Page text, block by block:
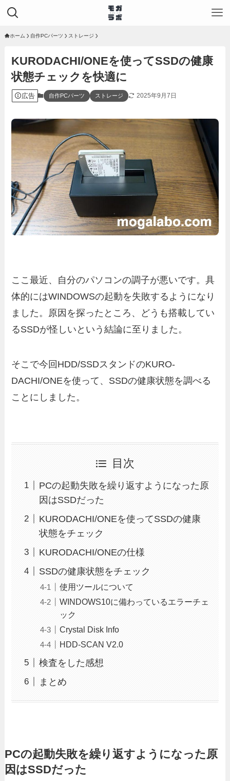
ホーム 自作PCパーツ ストレージ
KURODACHI/ONEを使ってSSDの健康
状態チェックを快適に
広告 自作PCパーツ ストレージ 2025年9月7日
ここ最近、自分のパソコンの調子が悪いです。具
体的にはWINDOWSの起動を失敗するようになり
ました。原因を探ったところ、どうも搭載してい
るSSDが怪しいという結論に至りました。
そこで今回HDD/SSDスタンドのKURO-
DACHI/ONEを使って、SSDの健康状態を調べる
ことにしました。
目次
PCの起動失敗を繰り返すようになった原
因はSSDだった
KURODACHI/ONEを使ってSSDの健康
状態をチェック
KURODACHI/ONEの仕様
SSDの健康状態をチェック
使用ツールについて
WINDOWS10に備わっているエラーチェ
ック
Crystal Disk Info
HDD-SCAN V2.0
検査をした感想
まとめ
PCの起動失敗を繰り返すようになった原
因はSSDだった